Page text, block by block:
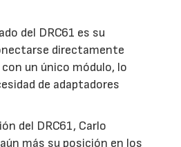
del DRC61 es su
directamente
un único módulo, lo
de adaptadores
del DRC61, Carlo
más su posición en los